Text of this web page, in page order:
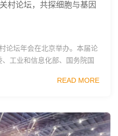
村论坛，共探细胞与基因
论坛年会在北京举办。本届论
工业和信息化部、国务院国
READ MORE